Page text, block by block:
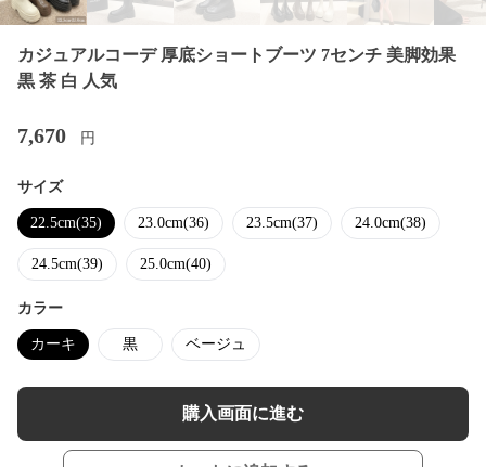
カジュアルコーデ 厚底ショートブーツ 7センチ 美脚効果
黒 茶 白 人気
7,670 円
サイズ
22.5cm(35) 23.0cm(36) 23.5cm(37) 24.0cm(38)
24.5cm(39) 25.0cm(40)
カラー
カーキ 黒 ベージュ
購入画面に進む